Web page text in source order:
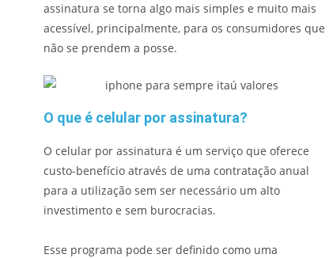
assinatura se torna algo mais simples e muito mais
acessível, principalmente, para os consumidores que
não se prendem a posse.
O que é celular por assinatura?
O celular por assinatura é um serviço que oferece
custo-benefício através de uma contratação anual
para a utilização sem ser necessário um alto
investimento e sem burocracias.
Esse programa pode ser definido como uma